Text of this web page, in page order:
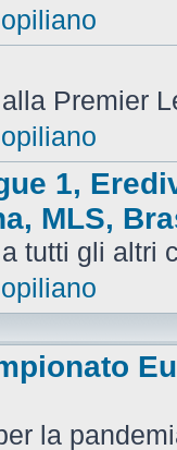
Premier
1,
MLS,
tutti gli altri
la